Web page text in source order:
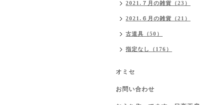
2021.７月の雑貨（23）
2021.６月の雑貨（21）
古道具（50）
指定なし（176）
オミセ
お問い合わせ